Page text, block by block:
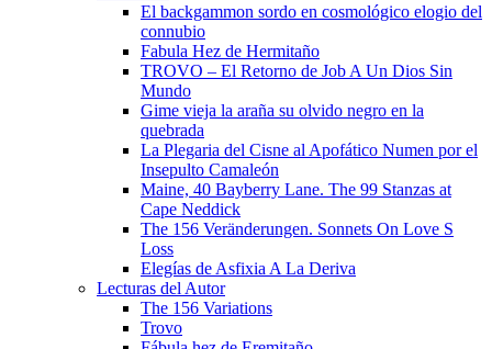
El backgammon sordo en cosmológico elogio del
connubio
Fabula Hez de Hermitaño
TROVO – El Retorno de Job A Un Dios Sin
Mundo
Gime vieja la araña su olvido negro en la
quebrada
La Plegaria del Cisne al Apofático Numen por el
Insepulto Camaleón
Maine, 40 Bayberry Lane. The 99 Stanzas at
Cape Neddick
The 156 Veränderungen. Sonnets On Love S
Loss
Elegías de Asfixia A La Deriva
Lecturas del Autor
The 156 Variations
Trovo